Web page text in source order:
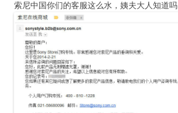
索尼中国你们的客服这么水，姨夫大人知道